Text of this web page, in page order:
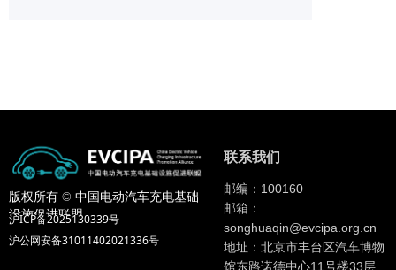
版权所有 © 中国电动汽车充电基础
设施促进联盟
沪ICP备2025130339号
沪公网安备31011402021336号
联系我们
邮编：100160
邮箱：
songhuaqin@evcipa.org.cn
地址：北京市丰台区汽车博物
馆东路诺德中心11号楼33层